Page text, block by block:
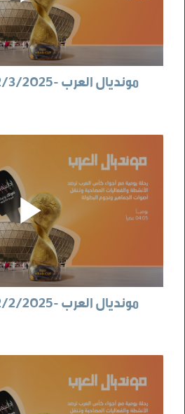
مونديال العرب -12/3/2025 5:00:04 PM
مونديال العرب -12/2/2025 5:00:03 PM